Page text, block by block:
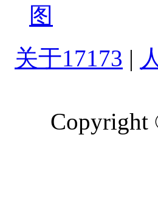
图
关于17173 |
Copyright